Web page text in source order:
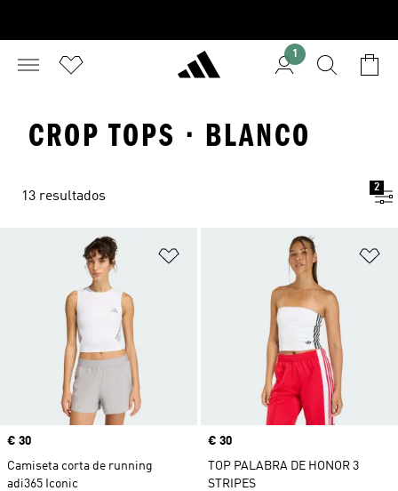
1
CROP TOPS · BLANCO
13 resultados
2
Añadir a la lista de deseos
Precio
€ 30
Camiseta corta de running
adi365 Iconic
Precio
€ 30
TOP PALABRA DE HONOR 3
STRIPES